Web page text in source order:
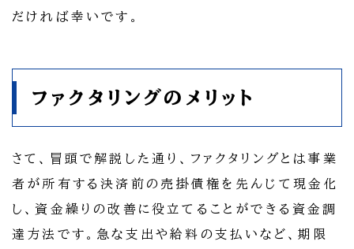
だければ幸いです。
ファクタリングのメリット
さて、冒頭で解説した通り、ファクタリングとは事業
者が所有する決済前の売掛債権を先んじて現金化
し、資金繰りの改善に役立てることができる資金調
達方法です。急な支出や給料の支払いなど、期限